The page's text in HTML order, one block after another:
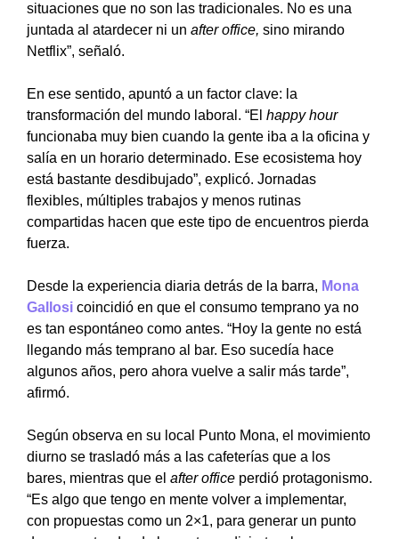
situaciones que no son las tradicionales. No es una
juntada al atardecer ni un after office, sino mirando
Netflix”, señaló.
En ese sentido, apuntó a un factor clave: la
transformación del mundo laboral. “El happy hour
funcionaba muy bien cuando la gente iba a la oficina y
salía en un horario determinado. Ese ecosistema hoy
está bastante desdibujado”, explicó. Jornadas
flexibles, múltiples trabajos y menos rutinas
compartidas hacen que este tipo de encuentros pierda
fuerza.
Desde la experiencia diaria detrás de la barra, Mona
Gallosi coincidió en que el consumo temprano ya no
es tan espontáneo como antes. “Hoy la gente no está
llegando más temprano al bar. Eso sucedía hace
algunos años, pero ahora vuelve a salir más tarde”,
afirmó.
Según observa en su local Punto Mona, el movimiento
diurno se trasladó más a las cafeterías que a los
bares, mientras que el after office perdió protagonismo.
“Es algo que tengo en mente volver a implementar,
con propuestas como un 2×1, para generar un punto